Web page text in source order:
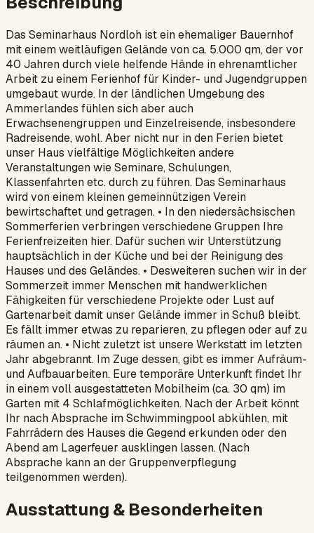
Das Seminarhaus Nordloh ist ein ehemaliger Bauernhof
mit einem weitläufigen Gelände von ca. 5.000 qm, der vor
40 Jahren durch viele helfende Hände in ehrenamtlicher
Arbeit zu einem Ferienhof für Kinder- und Jugendgruppen
umgebaut wurde. In der ländlichen Umgebung des
Ammerlandes fühlen sich aber auch
Erwachsenengruppen und Einzelreisende, insbesondere
Radreisende, wohl. Aber nicht nur in den Ferien bietet
unser Haus vielfältige Möglichkeiten andere
Veranstaltungen wie Seminare, Schulungen,
Klassenfahrten etc. durch zu führen. Das Seminarhaus
wird von einem kleinen gemeinnützigen Verein
bewirtschaftet und getragen. • In den niedersächsischen
Sommerferien verbringen verschiedene Gruppen Ihre
Ferienfreizeiten hier. Dafür suchen wir Unterstützung
hauptsächlich in der Küche und bei der Reinigung des
Hauses und des Geländes. • Desweiteren suchen wir in der
Sommerzeit immer Menschen mit handwerklichen
Fähigkeiten für verschiedene Projekte oder Lust auf
Gartenarbeit damit unser Gelände immer in Schuß bleibt.
Es fällt immer etwas zu reparieren, zu pflegen oder auf zu
räumen an. • Nicht zuletzt ist unsere Werkstatt im letzten
Jahr abgebrannt. Im Zuge dessen, gibt es immer Aufräum-
und Aufbauarbeiten. Eure temporäre Unterkunft findet Ihr
in einem voll ausgestatteten Mobilheim (ca. 30 qm) im
Garten mit 4 Schlafmöglichkeiten. Nach der Arbeit könnt
Ihr nach Absprache im Schwimmingpool abkühlen, mit
Fahrrädern des Hauses die Gegend erkunden oder den
Abend am Lagerfeuer ausklingen lassen. (Nach
Absprache kann an der Gruppenverpflegung
teilgenommen werden).
Ausstattung & Besonderheiten